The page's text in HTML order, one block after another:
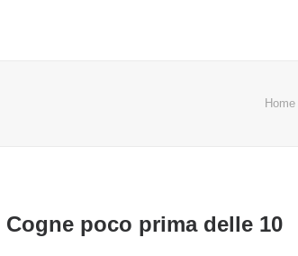
Home
poco prima delle 10